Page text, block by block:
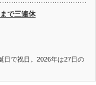
で三連休
日で祝日。2026年は27日の